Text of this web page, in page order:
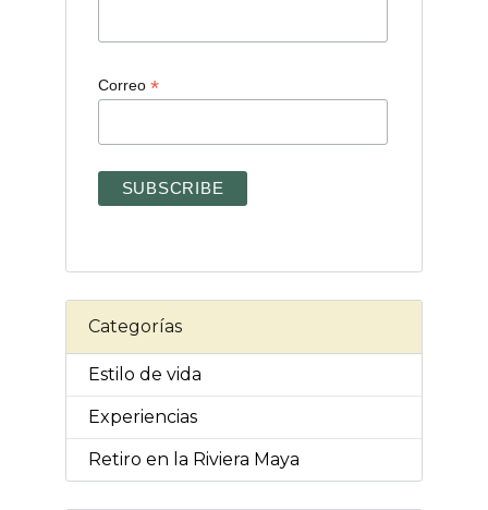
Correo *
Categorías
Estilo de vida
Experiencias
Retiro en la Riviera Maya